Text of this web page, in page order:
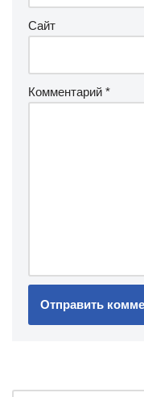
Сайт
Комментарий *